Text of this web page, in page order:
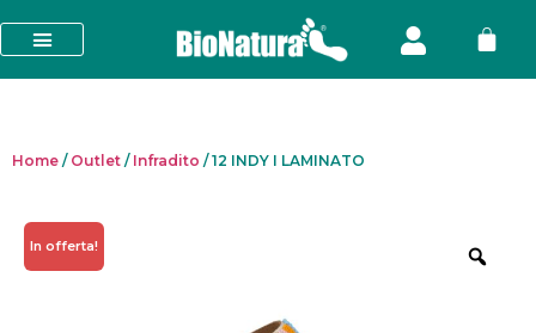
Home / Outlet / Infradito / 12 INDY I LAMINATO
In offerta!